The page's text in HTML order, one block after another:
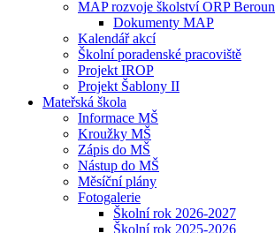
MAP rozvoje školství ORP Beroun
Dokumenty MAP
Kalendář akcí
Školní poradenské pracoviště
Projekt IROP
Projekt Šablony II
Mateřská škola
Informace MŠ
Kroužky MŠ
Zápis do MŠ
Nástup do MŠ
Měsíční plány
Fotogalerie
Školní rok 2026-2027
Školní rok 2025-2026